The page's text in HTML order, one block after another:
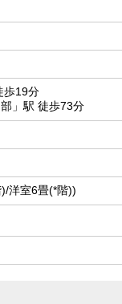
歩19分
」駅 徒歩73分
洋室6畳(*階))